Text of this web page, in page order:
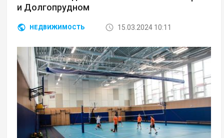
и Долгопрудном
НЕДВИЖИМОСТЬ 15.03.2024 10:11